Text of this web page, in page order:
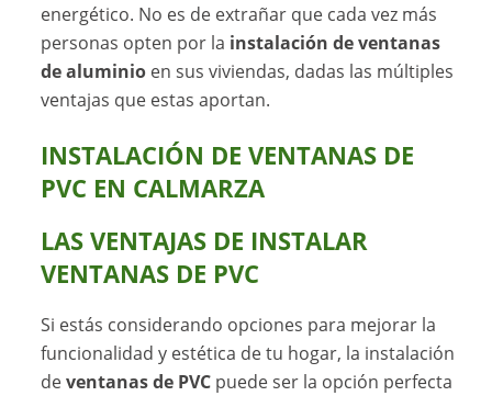
energético. No es de extrañar que cada vez más
personas opten por la instalación de ventanas
de aluminio en sus viviendas, dadas las múltiples
ventajas que estas aportan.
INSTALACIÓN DE VENTANAS DE
PVC EN CALMARZA
LASVENTAJAS DE INSTALAR
VENTANAS DE PVC
Si estás considerando opciones para mejorar la
funcionalidad y estética de tu hogar, la instalación
deventanas de PVC puede ser la opción perfecta